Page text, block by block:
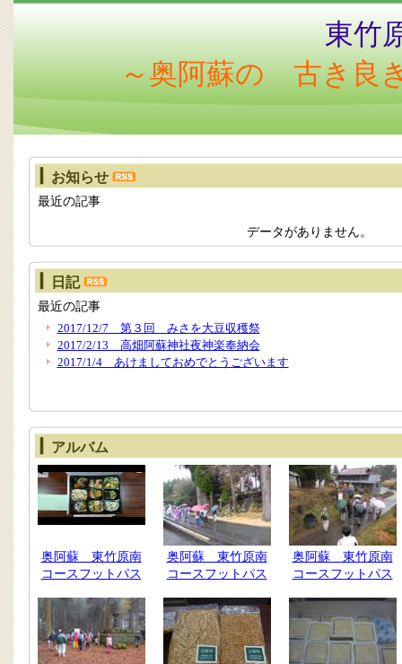
東竹
～奥阿蘇の 古き良
お知らせ
最近の記事
データがありません。
日記
最近の記事
2017/12/7 第３回 みさを大豆収穫祭
2017/2/13 高畑阿蘇神社夜神楽奉納会
2017/1/4 あけましておめでとうございます
アルバム
奥阿蘇 東竹原南
コースフットパス
奥阿蘇 東竹原南
コースフットパス
奥阿蘇 東竹原南
コースフットパス